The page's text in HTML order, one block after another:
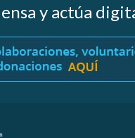
y actúa